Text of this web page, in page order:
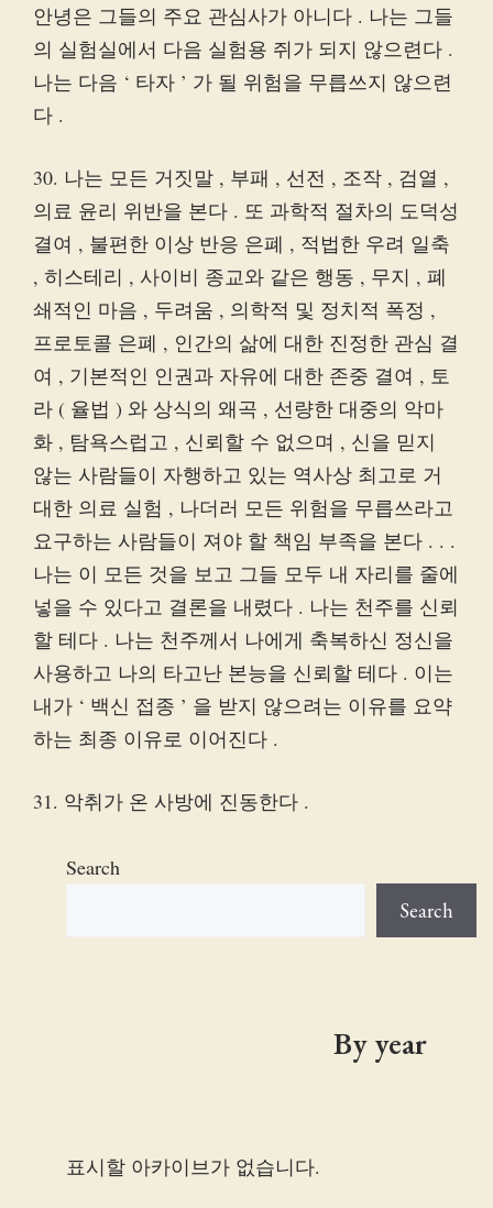
안녕은 그들의 주요 관심사가 아니다 . 나는 그들
의 실험실에서 다음 실험용 쥐가 되지 않으련다 .
나는 다음 ‘ 타자 ’ 가 될 위험을 무릅쓰지 않으련
다 .
30. 나는 모든 거짓말 , 부패 , 선전 , 조작 , 검열 ,
의료 윤리 위반을 본다 . 또 과학적 절차의 도덕성
결여 , 불편한 이상 반응 은폐 , 적법한 우려 일축
, 히스테리 , 사이비 종교와 같은 행동 , 무지 , 폐
쇄적인 마음 , 두려움 , 의학적 및 정치적 폭정 ,
프로토콜 은폐 , 인간의 삶에 대한 진정한 관심 결
여 , 기본적인 인권과 자유에 대한 존중 결여 , 토
라 ( 율법 ) 와 상식의 왜곡 , 선량한 대중의 악마
화 , 탐욕스럽고 , 신뢰할 수 없으며 , 신을 믿지
않는 사람들이 자행하고 있는 역사상 최고로 거
대한 의료 실험 , 나더러 모든 위험을 무릅쓰라고
요구하는 사람들이 져야 할 책임 부족을 본다 . . .
나는 이 모든 것을 보고 그들 모두 내 자리를 줄에
넣을 수 있다고 결론을 내렸다 . 나는 천주를 신뢰
할 테다 . 나는 천주께서 나에게 축복하신 정신을
사용하고 나의 타고난 본능을 신뢰할 테다 . 이는
내가 ‘ 백신 접종 ’ 을 받지 않으려는 이유를 요약
하는 최종 이유로 이어진다 .
31. 악취가 온 사방에 진동한다 .
Search
Search
By year
표시할 아카이브가 없습니다.